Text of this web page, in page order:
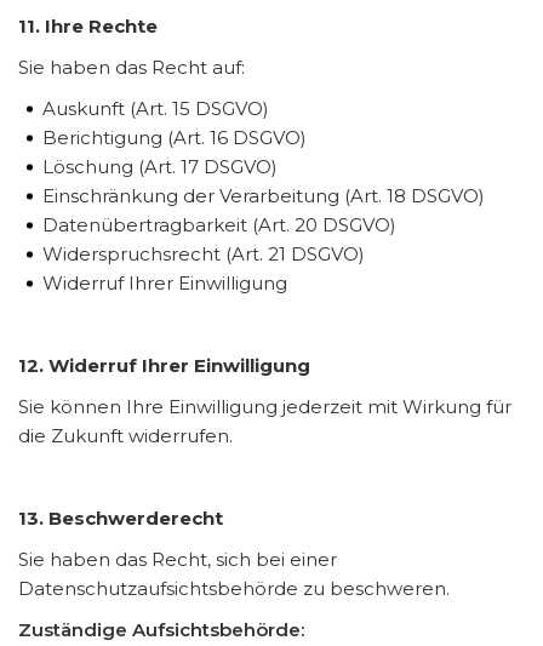
11. Ihre Rechte
Sie haben das Recht auf:
Auskunft (Art. 15 DSGVO)
Berichtigung (Art. 16 DSGVO)
Löschung (Art. 17 DSGVO)
Einschränkung der Verarbeitung (Art. 18 DSGVO)
Datenübertragbarkeit (Art. 20 DSGVO)
Widerspruchsrecht (Art. 21 DSGVO)
Widerruf Ihrer Einwilligung
12. Widerruf Ihrer Einwilligung
Sie können Ihre Einwilligung jederzeit mit Wirkung für
die Zukunft widerrufen.
13. Beschwerderecht
Sie haben das Recht, sich bei einer
Datenschutzaufsichtsbehörde zu beschweren.
Zuständige Aufsichtsbehörde: